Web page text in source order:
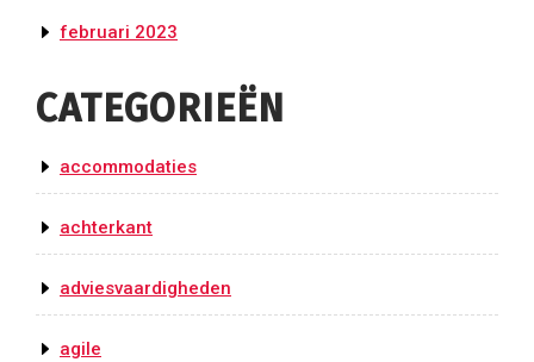
februari 2023
CATEGORIEËN
accommodaties
achterkant
adviesvaardigheden
agile